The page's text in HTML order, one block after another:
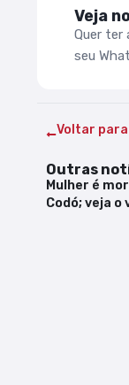
Veja
Quer ter
seu
Voltar para
Outras
Mulher é
Codó; veja o